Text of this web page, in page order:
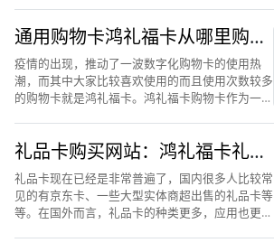
通用购物卡鸿礼福卡从哪里购
买？如何操作使用
疫情的出现，推动了一波数字化购物卡的使用热
潮，而其中大家比较喜欢使用的而且使用次数较多
的购物卡就是鸿礼福卡。鸿礼福卡购物卡作为一款
现了“线上+线下”的双...
礼品卡购买网站：鸿礼福卡礼品
卡解读
礼品卡现在已经是非常普遍了，国内很多人比较常
见的有京东卡、一些大型实体商超出售的礼品卡等
等。在国外而言，礼品卡的种类更多，应用也更加